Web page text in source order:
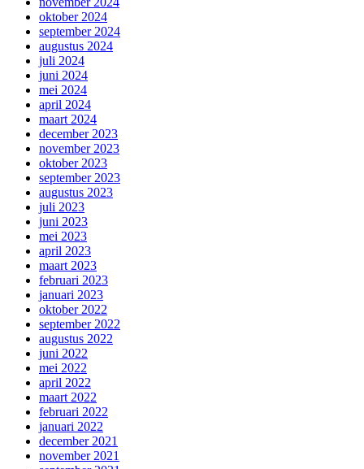
oktober 2024
september 2024
augustus 2024
juli 2024
juni 2024
mei 2024
april 2024
maart 2024
december 2023
november 2023
oktober 2023
september 2023
augustus 2023
juli 2023
juni 2023
mei 2023
april 2023
maart 2023
februari 2023
januari 2023
oktober 2022
september 2022
augustus 2022
juni 2022
mei 2022
april 2022
maart 2022
februari 2022
januari 2022
december 2021
november 2021